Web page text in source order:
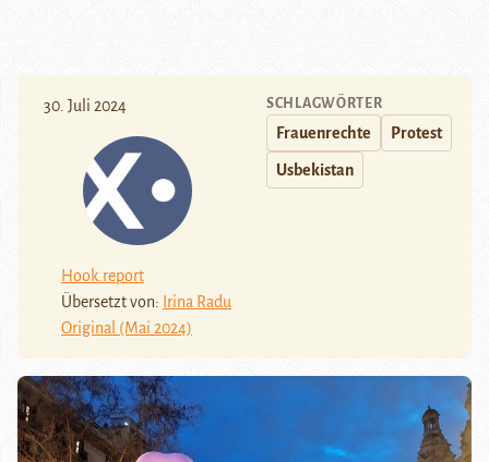
30. Juli 2024
Hook.report
Übersetzt von: Irina Radu
Original (Mai 2024)
SCHLAGWÖRTER
Frauenrechte Protest
Usbekistan